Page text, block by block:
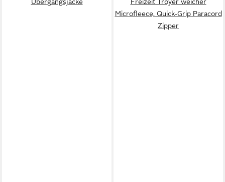
Microfleece, Quick-Grip Paracord
Zipper